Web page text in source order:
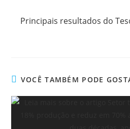
Principais resultados do
VOCÊ TAMBÉM PODE